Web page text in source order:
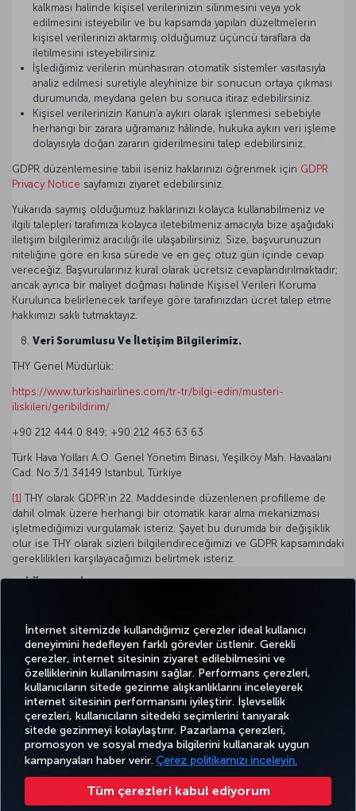
İnternet sitemizde kullandığımız çerezler ideal kullanıcı
deneyimini hedefleyen farklı görevler üstlenir. Gerekli
çerezler, internet sitesinin ziyaret edilebilmesini ve
özelliklerinin kullanılmasını sağlar. Performans çerezleri,
kullanıcıların sitede gezinme alışkanlıklarını inceleyerek
internet sitesinin performansını iyileştirir. İşlevsellik
çerezleri, kullanıcıların sitedeki seçimlerini tanıyarak
sitede gezinmeyi kolaylaştırır. Pazarlama çerezleri,
promosyon ve sosyal medya bilgilerini kullanarak uygun
kampanyaları haber verir. Çerez politikamızı inceleyin.
Tüm çerezleri kabul ediyorum
kalkması halinde kişisel verilerinizin silinmesini veya yok
edilmesini isteyebilir ve bu kapsamda yapılan düzeltmelerin
kişisel verilerinizi aktarmış olduğumuz üçüncü taraflara da
iletilmesini isteyebilirsiniz.
İşlediğimiz verilerin münhasıran otomatik sistemler vasıtasıyla
analiz edilmesi suretiyle aleyhinize bir sonucun ortaya çıkması
durumunda, meydana gelen bu sonuca itiraz edebilirsiniz.
Kişisel verilerinizin Kanun’a aykırı olarak işlenmesi sebebiyle
herhangi bir zarara uğramanız hâlinde, hukuka aykırı veri işleme
dolayısıyla doğan zararın giderilmesini talep edebilirsiniz.
GDPR düzenlemesine tabii iseniz haklarınızı öğrenmek için GDPR
Privacy Notice sayfamızı ziyaret edebilirsiniz.
Yukarıda saymış olduğumuz haklarınızı kolayca kullanabilmeniz ve
ilgili talepleri tarafımıza kolayca iletebilmeniz amacıyla bize aşağıdaki
iletişim bilgilerimiz aracılığı ile ulaşabilirsiniz. Size, başvurunuzun
niteliğine göre en kısa sürede ve en geç otuz gün içinde cevap
vereceğiz. Başvurularınız kural olarak ücretsiz cevaplandırılmaktadır;
ancak ayrıca bir maliyet doğması halinde Kişisel Verileri Koruma
Kurulunca belirlenecek tarifeye göre tarafınızdan ücret talep etme
hakkımızı saklı tutmaktayız.
Veri Sorumlusu Ve İletişim Bilgilerimiz.
THY Genel Müdürlük:
https://www.turkishairlines.com/tr-tr/bilgi-edin/musteri-
iliskileri/geribildirim/
+90 212 444 0 849; +90 212 463 63 63
Türk Hava Yolları A.O. Genel Yönetim Binası, Yeşilköy Mah. Havaalanı
Cad. No:3/1 34149 Istanbul, Türkiye
[1] THY olarak GDPR’ın 22. Maddesinde düzenlenen profilleme de
dahil olmak üzere herhangi bir otomatik karar alma mekanizması
işletmediğimizi vurgulamak isteriz. Şayet bu durumda bir değişiklik
olur ise THY olarak sizleri bilgilendireceğimizi ve GDPR kapsamındaki
gereklilikleri karşılayacağımızı belirtmek isteriz.
DİĞER DİLLER
aşağıdaki dokümanlardan faydalanabilirsiniz.
Bulgarca | Çekçe | Danca | Estonyaca Felemenkçe | Fince
TwitterFacebook
Instagram
YoutubeLinkedIn
TiktokBlogPinterest
BİLET
AL VE
YÖNET
DENEYİM
FIRSATLAR
VE UÇUŞ
NOKTALARI
YARDIM MILES&SMILES
Bilgi Toplumu Hizmetleri Erişilebilirlik Gizlilik ve Çerez Politikası Yasal Uyarı Yolcu Hakları